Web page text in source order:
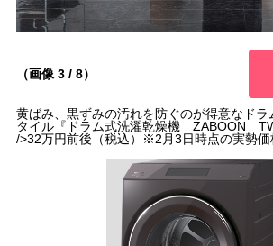
（画像 3 / 8）
黄ばみ、黒ずみの汚れを防ぐのが得意なドラ
タイル『ドラム式洗濯乾燥機 ZABOON
/>32万円前後（税込）※2月3日時点の実勢価